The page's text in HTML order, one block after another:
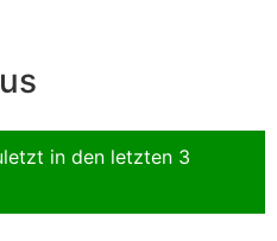
in den letzten 3